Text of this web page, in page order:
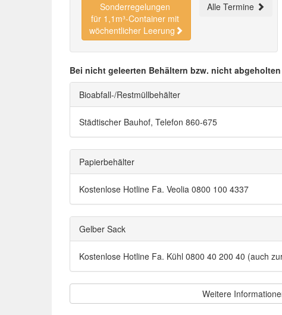
Sonderregelungen
für 1,1m³-Container mit
wöchentlicher Leerung
Alle Termine
Bei nicht geleerten Behältern bzw. nicht
Bioabfall-/Restmüllbehälter
Städtischer Bauhof, Telefon 860-675
Papierbehälter
Kostenlose Hotline Fa. Veolia 0800 100 4337
Gelber Sack
Kostenlose Hotline Fa. Kühl 0800 40 200 40 (auch
Weitere